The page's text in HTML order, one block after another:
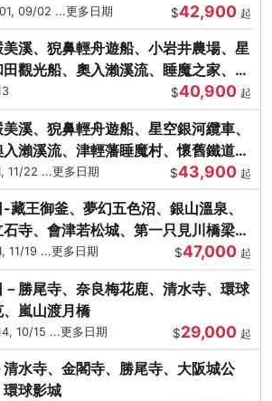
09/02 ...更多日期 $42,900 起
溪、猊鼻輕舟遊船、小岩井農場、星
觀光船、奧入瀨溪流、睡魔之家、朱
）
$40,900 起
溪、猊鼻輕舟遊船、星空銀河纜車、
瀨溪流、津輕藩睡魔村、懷舊鐵道
11/22 ...更多日期 $43,900 起
藏王御釜、夢幻五色沼、銀山溫泉、
寺、會津若松城、第一只見川橋梁、
11/19 ...更多日期 $47,000 起
勝尾寺、奈良梅花鹿、清水寺、環球
嵐山渡月橋
10/15 ...更多日期 $29,000 起
水寺、金閣寺、勝尾寺、大阪城公
環球影城